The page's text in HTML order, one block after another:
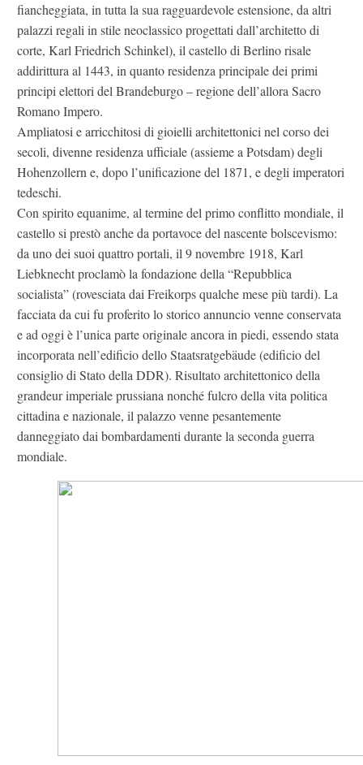
fiancheggiata, in tutta la sua ragguardevole estensione, da altri
palazzi regali in stile neoclassico progettati dall’architetto di
corte, Karl Friedrich Schinkel), il castello di Berlino risale
addirittura al 1443, in quanto residenza principale dei primi
principi elettori del Brandeburgo – regione dell’allora Sacro
Romano Impero.
Ampliatosi e arricchitosi di gioielli architettonici nel corso dei
secoli, divenne residenza ufficiale (assieme a Potsdam) degli
Hohenzollern e, dopo l’unificazione del 1871, e degli imperatori
tedeschi.
Con spirito equanime, al termine del primo conflitto mondiale, il
castello si prestò anche da portavoce del nascente bolscevismo:
da uno dei suoi quattro portali, il 9 novembre 1918, Karl
Liebknecht proclamò la fondazione della “Repubblica
socialista” (rovesciata dai Freikorps qualche mese più tardi). La
facciata da cui fu proferito lo storico annuncio venne conservata
e ad oggi è l’unica parte originale ancora in piedi, essendo stata
incorporata nell’edificio dello Staatsratgebäude (edificio del
consiglio di Stato della DDR). Risultato architettonico della
grandeur imperiale prussiana nonché fulcro della vita politica
cittadina e nazionale, il palazzo venne pesantemente
danneggiato dai bombardamenti durante la seconda guerra
mondiale.